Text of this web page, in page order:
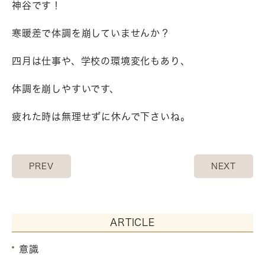
神谷です！
寒暖差で体調を崩していませんか？
四月は仕事や、学校の環境変化もあり、
体調を崩しやすいです、
疲れた時は無理せずに休んで下さいね。
PREV NEXT
ARTICLE
意識